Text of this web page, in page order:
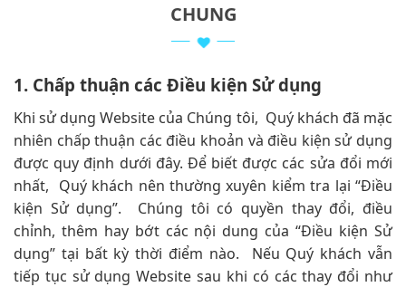
CHUNG
1. Chấp thuận các Điều kiện Sử dụng
Khi sử dụng Website của Chúng tôi, Quý khách đã mặc
nhiên chấp thuận các điều khoản và điều kiện sử dụng
được quy định dưới đây. Để biết được các sửa đổi mới
nhất, Quý khách nên thường xuyên kiểm tra lại “Điều
kiện Sử dụng”. Chúng tôi có quyền thay đổi, điều
chỉnh, thêm hay bớt các nội dung của “Điều kiện Sử
dụng” tại bất kỳ thời điểm nào. Nếu Quý khách vẫn
tiếp tục sử dụng Website sau khi có các thay đổi như